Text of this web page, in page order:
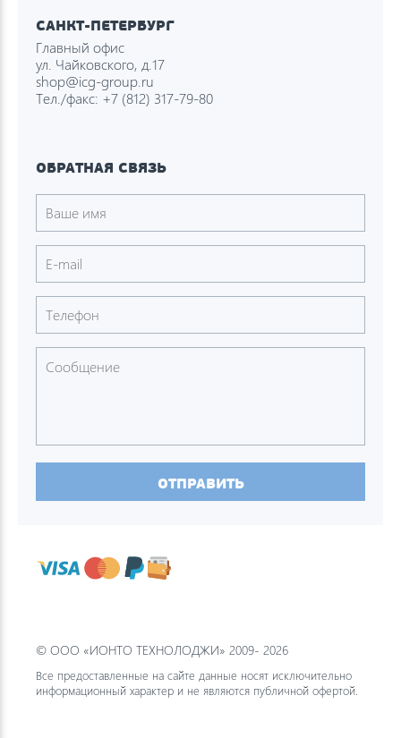
САНКТ-ПЕТЕРБУРГ
Главный офис
ул. Чайковского, д.17
shop@icg-group.ru
Тел./факс: +7 (812) 317-79-80
ОБРАТНАЯ СВЯЗЬ
ОТПРАВИТЬ
© ООО «ИОНТО ТЕХНОЛОДЖИ» 2009- 2026
Все предоставленные на сайте данные носят исключительно
информационный характер и не являются публичной офертой.